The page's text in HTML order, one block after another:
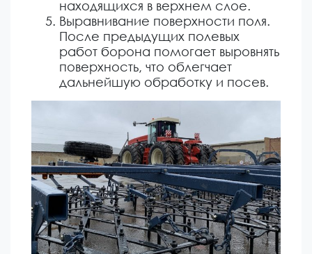
находящихся в верхнем слое.
Выравнивание поверхности поля.
После предыдущих полевых
работ борона помогает выровнять
поверхность, что облегчает
дальнейшую обработку и посев.